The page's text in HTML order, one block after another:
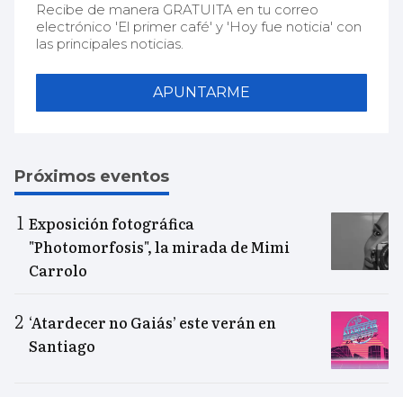
Recibe de manera GRATUITA en tu correo
electrónico 'El primer café' y 'Hoy fue noticia' con
las principales noticias.
APUNTARME
Próximos eventos
Exposición fotográfica
"Photomorfosis", la mirada de Mimi
Carrolo
‘Atardecer no Gaiás’ este verán en
Santiago